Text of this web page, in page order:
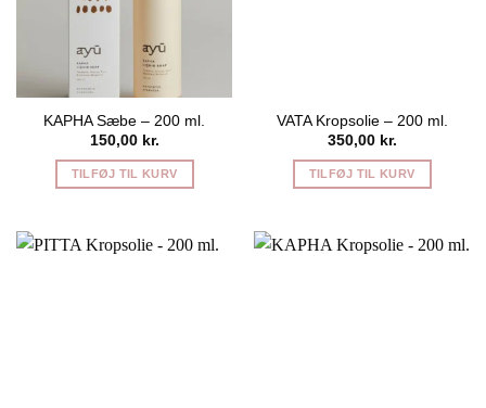
KAPHA Sæbe – 200 ml.
150,00 kr.
TILFØJ TIL KURV
VATA Kropsolie – 200 ml.
350,00 kr.
TILFØJ TIL KURV